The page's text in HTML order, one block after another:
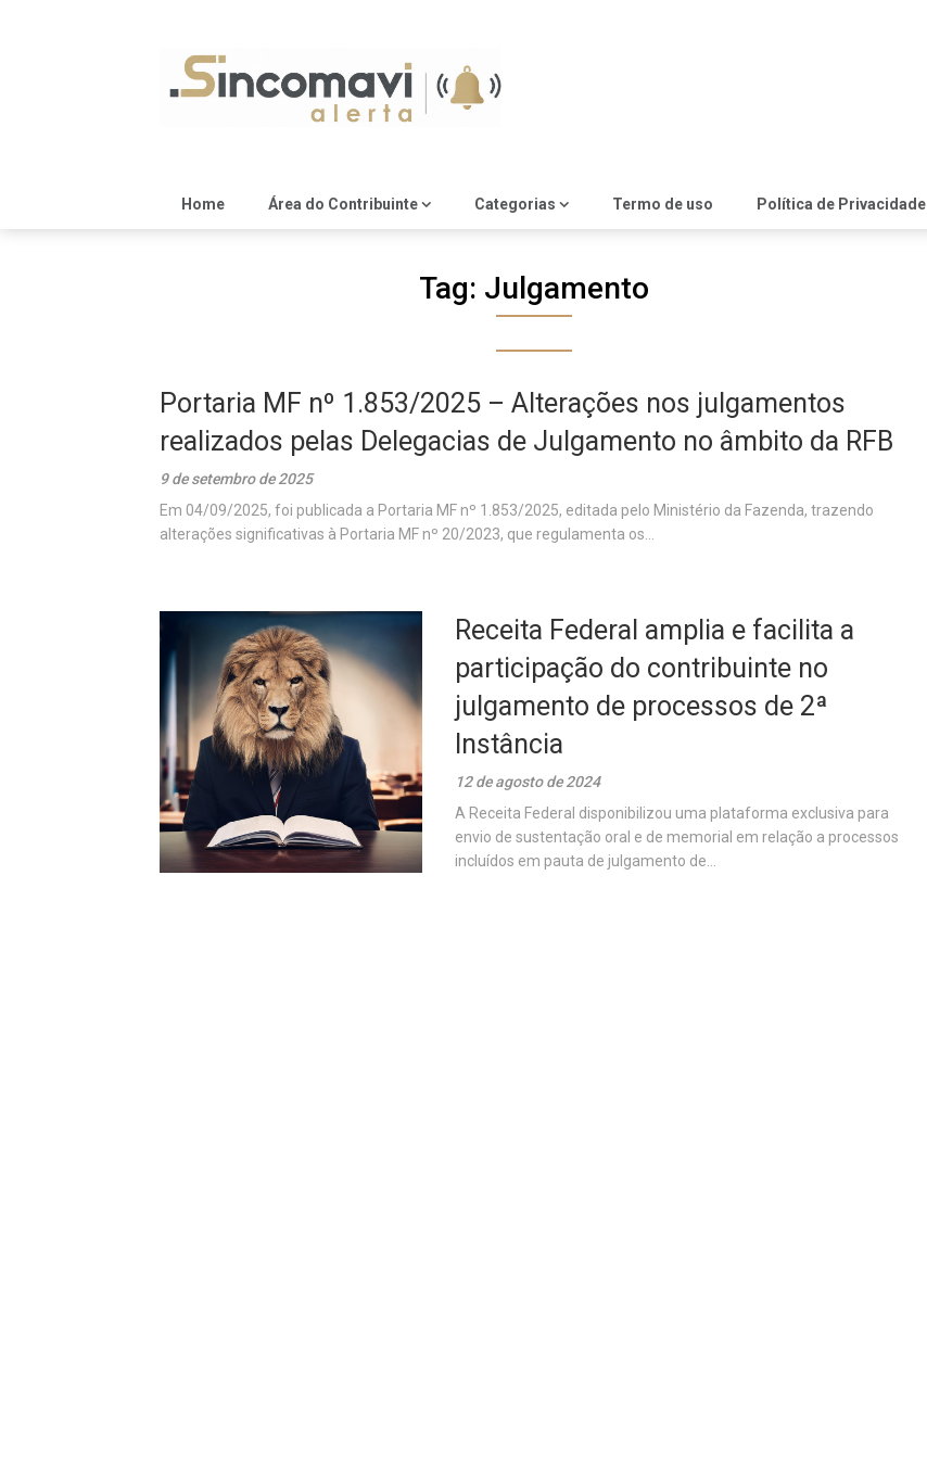
Home Área do Contribuinte Categorias Termo de uso Política de Privacidade
Tag: Julgamento
Portaria MF nº 1.853/2025 – Alterações nos julgamentos
realizados pelas Delegacias de Julgamento no âmbito da RFB
9 de setembro de 2025
Em 04/09/2025, foi publicada a Portaria MF nº 1.853/2025, editada pelo Ministério da Fazenda, trazendo
alterações significativas à Portaria MF nº 20/2023, que regulamenta os...
Receita Federal amplia e facilita a
participação do contribuinte no
julgamento de processos de 2ª
Instância
12 de agosto de 2024
A Receita Federal disponibilizou uma plataforma exclusiva para
envio de sustentação oral e de memorial em relação a processos
incluídos em pauta de julgamento de...